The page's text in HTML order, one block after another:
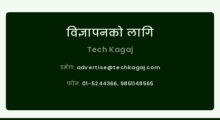
विज्ञापनको लागि
Tech Kagaj
इमेल: advertise@techkagaj.com
फोन: 01-5244366, 9851148565